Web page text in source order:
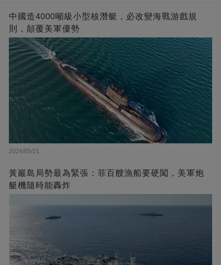
中國造4000噸級小型核潛艇，必改變海戰游戲規
則，顛覆美軍優勢
2024/05/21
黃巖島局勢最為緊張：菲百艘漁船要硬闖，美軍炮
艇機隨時能轟炸